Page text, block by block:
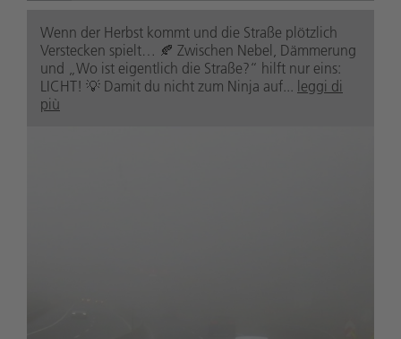
Wenn der Herbst kommt und die Straße plötzlich
Verstecken spielt… 🍂 Zwischen Nebel, Dämmerung
und „Wo ist eigentlich die Straße?“ hilft nur eins:
LICHT! 💡 Damit du nicht zum Ninja auf... leggi di
più